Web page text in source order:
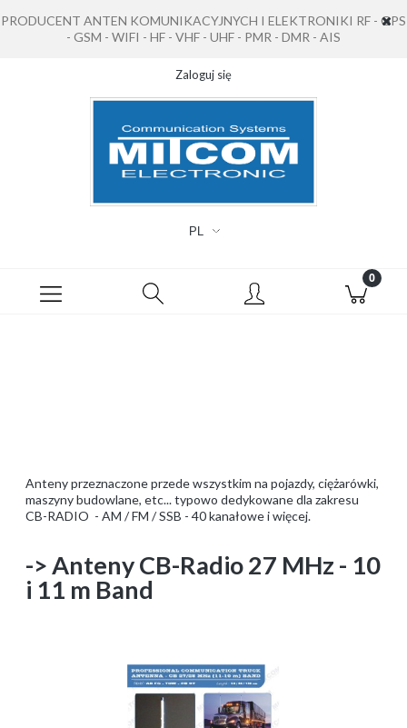
PRODUCENT ANTEN KOMUNIKACYJNYCH I ELEKTRONIKI RF - GPS
- GSM - WIFI - HF - VHF - UHF - PMR - DMR - AIS
Zaloguj się
Anteny przeznaczone przede wszystkim na pojazdy, ciężarówki,
maszyny budowlane, etc... typowo dedykowane dla zakresu
CB-RADIO - AM / FM / SSB - 40 kanałowe i więcej.
-> Anteny CB-Radio 27 MHz - 10
i 11 m Band